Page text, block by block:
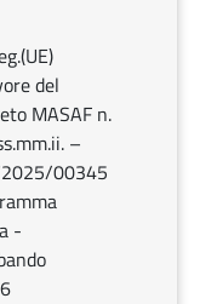
del
MASAF n.
–
00345
-